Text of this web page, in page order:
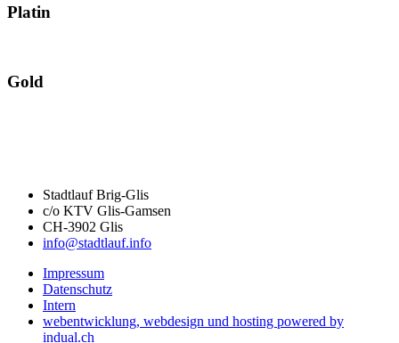
Platin
Gold
Stadtlauf Brig-Glis
c/o KTV Glis-Gamsen
CH-3902 Glis
info@stadtlauf.info
Impressum
Datenschutz
Intern
webentwicklung, webdesign und hosting powered by
indual.ch